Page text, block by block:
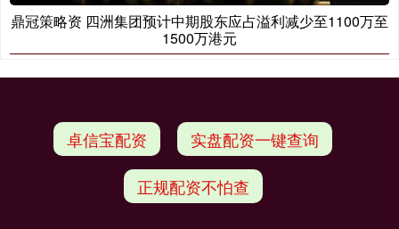
鼎冠策略资 四洲集团预计中期股东应占溢利减少至1100万至
1500万港元
卓信宝配资 实盘配资一键查询
正规配资不怕查